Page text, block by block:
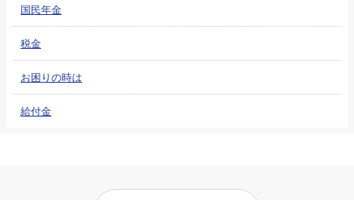
国民年金
税金
お困りの時は
給付金